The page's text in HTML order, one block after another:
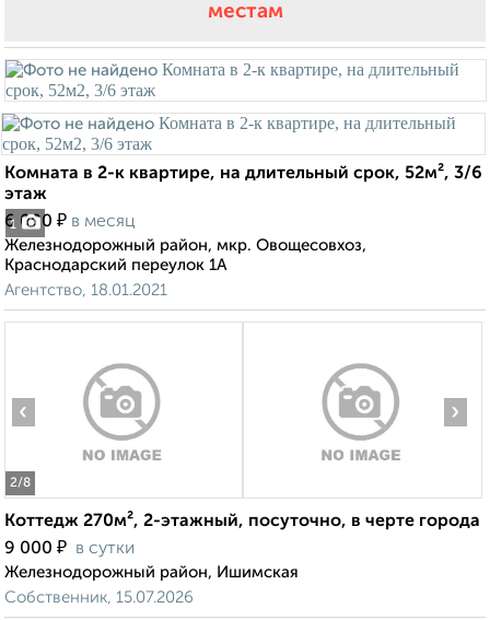
местам
1
Комната в 2-к квартире, на длительный срок, 52м², 3/6
этаж
6 000 ₽ в месяц
Железнодорожный район, мкр. Овощесовхоз,
Краснодарский переулок 1А
Агентство, 18.01.2021
2/8
‹ ›
Коттедж 270м², 2-этажный, посуточно, в черте города
9 000 ₽ в сутки
Железнодорожный район, Ишимская
Собственник, 15.07.2026